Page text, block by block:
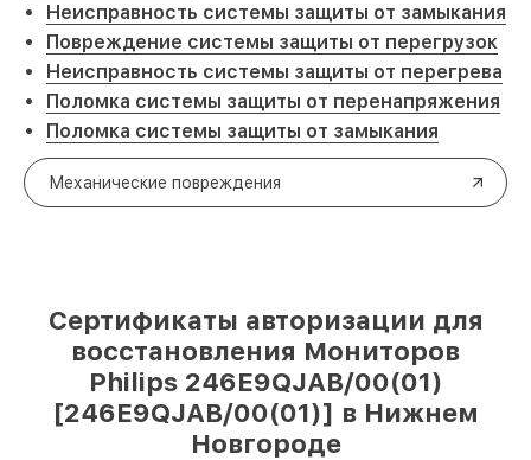
Неисправность системы защиты от замыкания
Повреждение системы защиты от перегрузок
Неисправность системы защиты от перегрева
Поломка системы защиты от перенапряжения
Поломка системы защиты от замыкания
Механические повреждения
Сертификаты авторизации для
восстановления Мониторов
Philips 246E9QJAB/00(01)
[246E9QJAB/00(01)] в Нижнем
Новгороде